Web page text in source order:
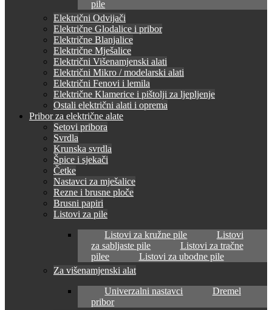
pile
Električni Odvijači
Električne Glodalice i pribor
Električne Blanjalice
Električne Mješalice
Električni Višenamjenski alati
Električni Mikro / modelarski alati
Električni Fenovi i lemila
Električne Klamerice i pištolji za ljepljenje
Ostali električni alati i oprema
Pribor za električne alate
Setovi pribora
Svrdla
Krunska svrdla
Špice i sjekači
Četke
Nastavci za mješalice
Rezne i brusne ploče
Brusni papiri
Listovi za pile
Listovi za kružne pile
Listovi
za sabljaste pile
Listovi za tračne
pilee
Listovi za ubodne pile
Za višenamjenski alat
Univerzalni nastavci
Dremel
pribor